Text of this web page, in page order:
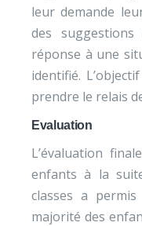
leur demande
des
réponse à une
identifié.
prendre le relais
Evaluation
L’évaluation
enfants à la
classes a
majorité des